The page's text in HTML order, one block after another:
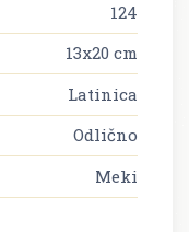
124
13x20 cm
Latinica
Odlično
Meki